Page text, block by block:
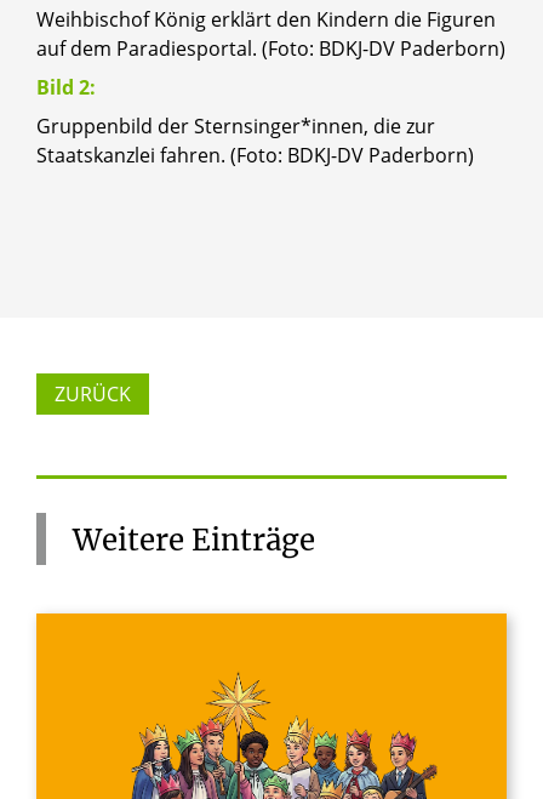
Weihbischof König erklärt den Kindern die Figuren
auf dem Paradiesportal. (Foto: BDKJ-DV Paderborn)
Bild 2:
Gruppenbild der Sternsinger*innen, die zur
Staatskanzlei fahren. (Foto: BDKJ-DV Paderborn)
ZURÜCK
Weitere Einträge